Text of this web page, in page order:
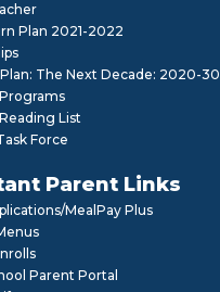
Plan 2021-2022
The Next Decade: 2020-30
List
Force
Parent Links
MealPay Plus
Parent Portal